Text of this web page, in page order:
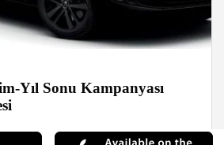
Yıl Sonu Kampanyası